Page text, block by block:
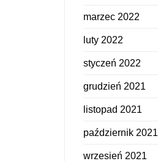
marzec 2022
luty 2022
styczeń 2022
grudzień 2021
listopad 2021
październik 2021
wrzesień 2021